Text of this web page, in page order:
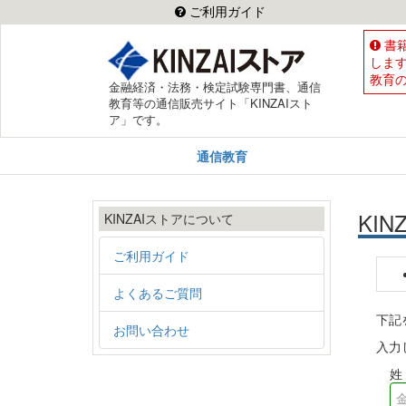
ご利用ガイド
金融経済・法務・検定試験専門書、通信
教育等の通信販売サイト「KINZAIスト
ア」です。
書
しま
教育
通信教育
KINZAIストアについて
ご利用ガイド
よくあるご質問
お問い合わせ
下記
入
姓